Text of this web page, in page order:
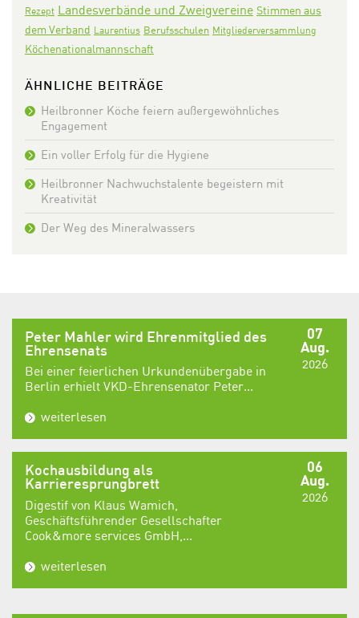
Rezept Landesverbände und Zweigvereine Stimmen aus
dem Verband Laurentius Berufsschulen Mitgliederversammlung
Köchenationalmannschaft
ÄHNLICHE BEITRÄGE
Heilbronner Köche feiern außergewöhnliches
Engagement
Ein voller Erfolg für die Hygiene
Heilbronner Nachwuchstalente begeistern mit
Kreativität
Der Weg des Mineralwassers
07
Aug.
2026
Peter Mahler wird Ehrenmitglied des
Ehrensenats
Bei einer feierlichen Urkundenübergabe in
Berlin erhielt VKD-Ehrensenator Peter...
weiterlesen
06
Aug.
2026
Kochausbildung als
Karrieresprungbrett
Digestif von Klaus Wamich,
Geschäftsführender Gesellschafter
Cook&more services GmbH,...
weiterlesen